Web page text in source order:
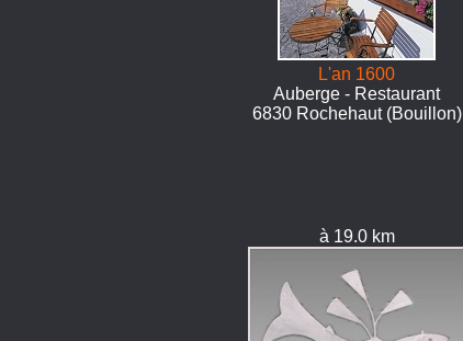
L'an 1600
Auberge - Restaurant
6830 Rochehaut (Bouillon)
à 19.0 km